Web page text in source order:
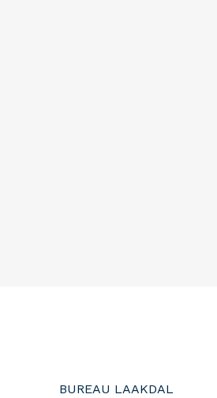
BUREAU LAAKDAL